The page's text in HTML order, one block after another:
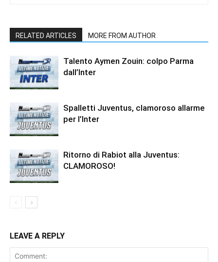
RELATED ARTICLES MORE FROM AUTHOR
Talento Aymen Zouin: colpo Parma
dall’Inter
Spalletti Juventus, clamoroso allarme
per l’Inter
Ritorno di Rabiot alla Juventus:
CLAMOROSO!
LEAVE A REPLY